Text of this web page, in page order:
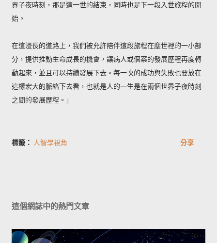
界子夜時刻，那是這一世的結束，同時也是下一段入世旅程的開
始。
在這漫長的道路上，我們被允許陪伴這段旅程在塵世裡的一小部
分，提供推動生命成長的機會，讓病人或個案的發展歷程再度轉
動起來，並且可以持續發展下去。每一次的成功與失敗也要放在
這樣宏大的脈絡下去看，也就是人的一生是在兩個世界子夜時刻
之間的發展歷程。」
標籤： 人智學視角 分享
這個網誌中的熱門文章